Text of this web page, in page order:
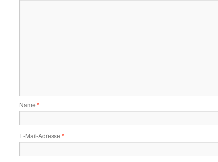
Name *
E-Mail-Adresse *